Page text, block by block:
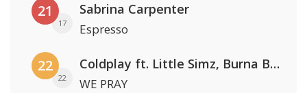
21
17
Sabrina Carpenter
Espresso
22
22
Coldplay ft. Little Simz, Burna Boy, Elyanna & Tini
WE PRAY